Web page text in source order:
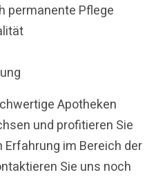
permanente Pflege
Apotheken
und profitieren Sie
im Bereich der
Sie uns noch